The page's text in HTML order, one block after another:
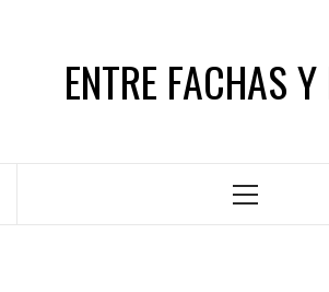
ENTRE FACHAS
Primary